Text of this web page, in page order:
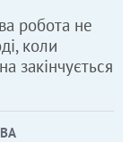
робота не
коли
закінчується